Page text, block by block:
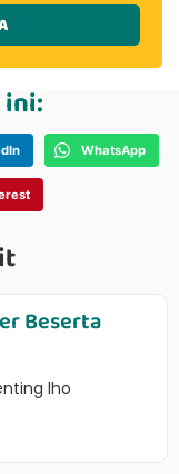
WhatsApp
Beserta
lho